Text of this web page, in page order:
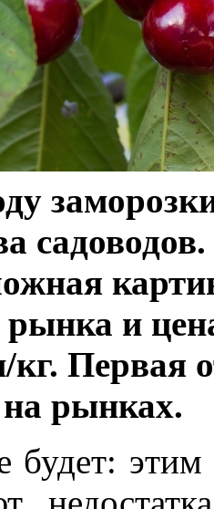
и
кг. Первая
на рынках.
будет: этим